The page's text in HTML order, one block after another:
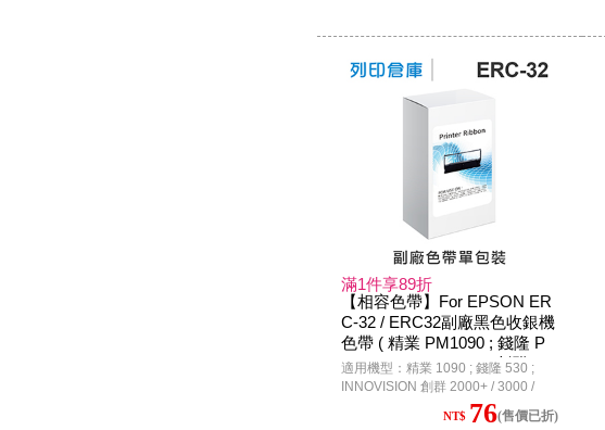
滿1件享89折
【相容色帶】For EPSON ER
C-32 / ERC32副廠黑色收銀機
色帶 ( 精業 PM1090 ; 錢隆 P
M530 ; INNOVISION 創群 200
0+ / 3000 ; Epson PR-U420 P.
適用機型：精業 1090 ; 錢隆 530 ;
INNOVISION 創群 2000+ / 3000 /
3200 / 3200+ ; CASIO CE-2300 / CE-
4700 / CE-6700 / CE-6800 / TK-2200
NT$ 76(售價已折)